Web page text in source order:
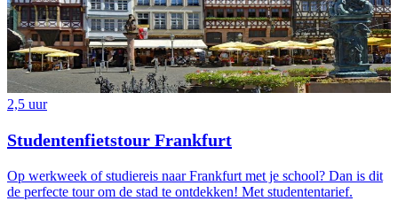
2,5 uur
Studentenfietstour Frankfurt
Op werkweek of studiereis naar Frankfurt met je school? Dan is dit
de perfecte tour om de stad te ontdekken! Met studententarief.